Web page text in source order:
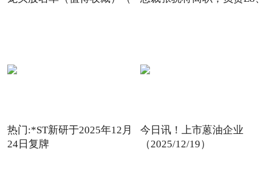
热门:*ST新研于2025年12月
24日复牌
今日讯！上市蒽油企业
（2025/12/19）